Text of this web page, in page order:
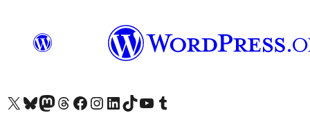
ကျွန်ုပ်တို့၏ X (ယခင် Twitter) အကောင့်သို့ သွားရောက်ကြည့်ရှုပါကျွန်ုပ်တို့၏ Bluesky အကောင့်သို့ ဝင်ရောက်ကြည့်ရှုရန်
ကျွန်ုပ်တို့၏ Mastodon အကောင့်သို့ သွားရောက်ကြည့်ရှုပါကျွန်ုပ်တို့၏ Threads အကောင့်သို့ ဝင်ရောက်ကြည့်ရှုရန်
ကျွန်ုပ်တို့၏ Facebook စာမျက်နှာသို့ သွားရောက်ကြည့်ရှုပါကျွန်ုပ်တို့၏ Instagram အကောင့်သို့ သွားရောက်ကြည့်ရှုပါ ကျွန်ုပ်တို့၏ LinkedIn အကောင့်သို့ သွားရောက်ကြည့်ရှုပါကျွန်ုပ်တို့၏ TikTok အကောင့်သို့ ဝင်ရောက်ကြည့်ရှုရန်
ကျွန်ုပ်တို့၏ YouTube ချန်နယ်သို့ သွားရောက်ကြည့်ရှုပါ ကျွန်ုပ်တို့၏ Tumblr အကောင့်သို့ ဝင်ရောက်ကြည့်ရှုရန်